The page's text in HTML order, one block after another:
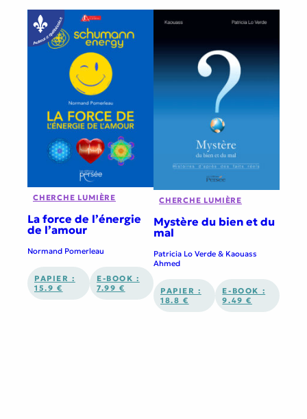
CHERCHE LUMIÈRE
La force de l’énergie
de l’amour
Normand Pomerleau
PAPIER :
15.9 €
E-BOOK :
7.99 €
CHERCHE LUMIÈRE
Mystère du bien et du
mal
Patricia Lo Verde & Kaouass
Ahmed
PAPIER :
18.8 €
E-BOOK :
9.49 €